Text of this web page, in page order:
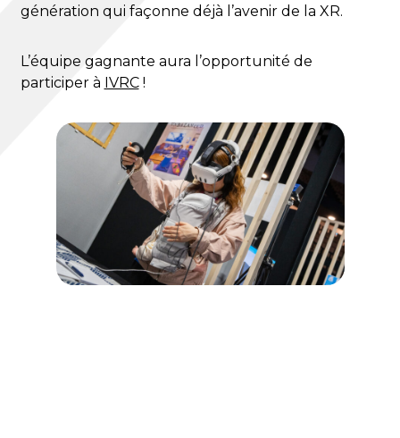
génération qui façonne déjà l’avenir de la XR.
L’équipe gagnante aura l’opportunité de
participer à IVRC!